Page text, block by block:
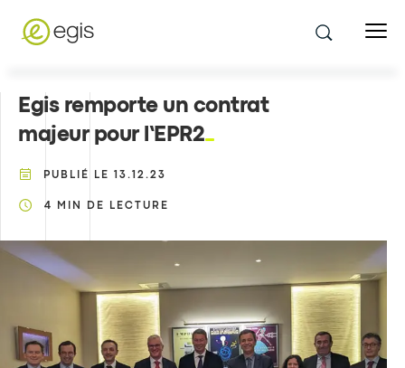
Egis remporte un contrat
majeur pour l’EPR2
PUBLIÉ LE 13.12.23
4 MIN DE LECTURE